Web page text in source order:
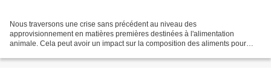
Nous traversons une crise sans précédent au niveau des
approvisionnement en matières premières destinées à l'alimentation
animale. Cela peut avoir un impact sur la composition des aliments pour